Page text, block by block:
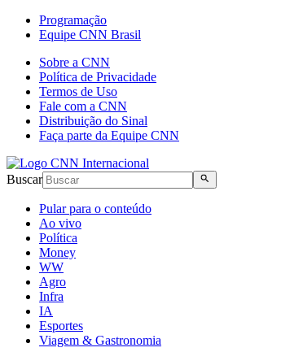
Programação
Equipe CNN Brasil
Sobre a CNN
Política de Privacidade
Termos de Uso
Fale com a CNN
Distribuição do Sinal
Faça parte da Equipe CNN
Buscar
Pular para o conteúdo
Ao vivo
Política
Money
WW
Agro
Infra
IA
Esportes
Viagem & Gastronomia